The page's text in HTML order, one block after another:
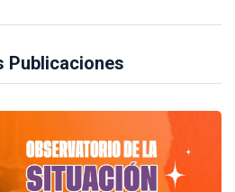
Publicaciones